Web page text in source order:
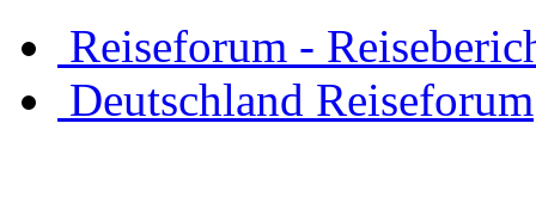
Reiseforum -
Deutschland Reiseforum